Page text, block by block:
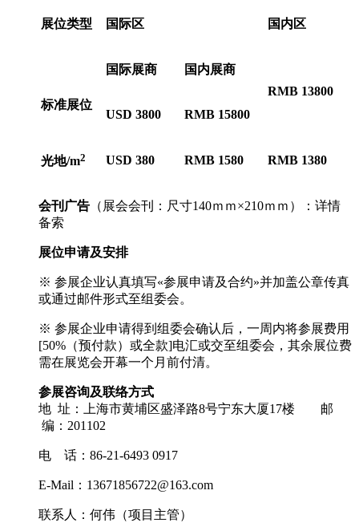
展位类型 国际区 国内区
标准展位
国际展商
国内展商
RMB 13800
USD 3800
RMB 15800
光地/m2 USD 380 RMB 1580 RMB 1380
会刊广告 （展会会刊：尺寸140ｍｍ×210ｍｍ）：详情
备索
展位申请及安排
※ 参展企业认真填写«参展申请及合约»并加盖公章传真
或通过邮件形式至组委会。
※ 参展企业申请得到组委会确认后，一周内将参展费用
[50%（预付款）或全款]电汇或交至组委会，其余展位费
需在展览会开幕一个月前付清。
参展咨询及联络方式
地 址：上海市黄埔区盛泽路8号宁东大厦17楼 邮
编：201102
电 话：86-21-6493 0917
E-Mail：13671856722@163.com
联系人：何伟（项目主管）